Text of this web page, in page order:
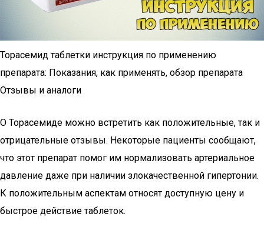
Торасемид таблетки инструкция по применению
препарата: Показания, как применять, обзор препарата
Отзывы и аналоги
О Торасемиде можно встретить как положительные, так и
отрицательные отзывы. Некоторые пациенты сообщают,
что этот препарат помог им нормализовать артериальное
давление даже при наличии злокачественной гипертонии.
К положительным аспектам относят доступную цену и
быстрое действие таблеток.